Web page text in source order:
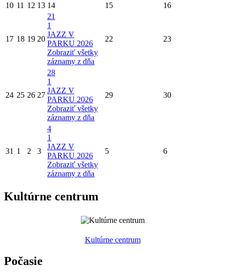
10 11 12 13 14 15 16
17 18 19 20
21
1
JAZZ V
PARKU 2026
Zobraziť všetky
záznamy z dňa
22 23
24 25 26 27
28
1
JAZZ V
PARKU 2026
Zobraziť všetky
záznamy z dňa
29 30
31 1 2 3
4
1
JAZZ V
PARKU 2026
Zobraziť všetky
záznamy z dňa
5 6
Kultúrne centrum
Kultúrne centrum
Počasie